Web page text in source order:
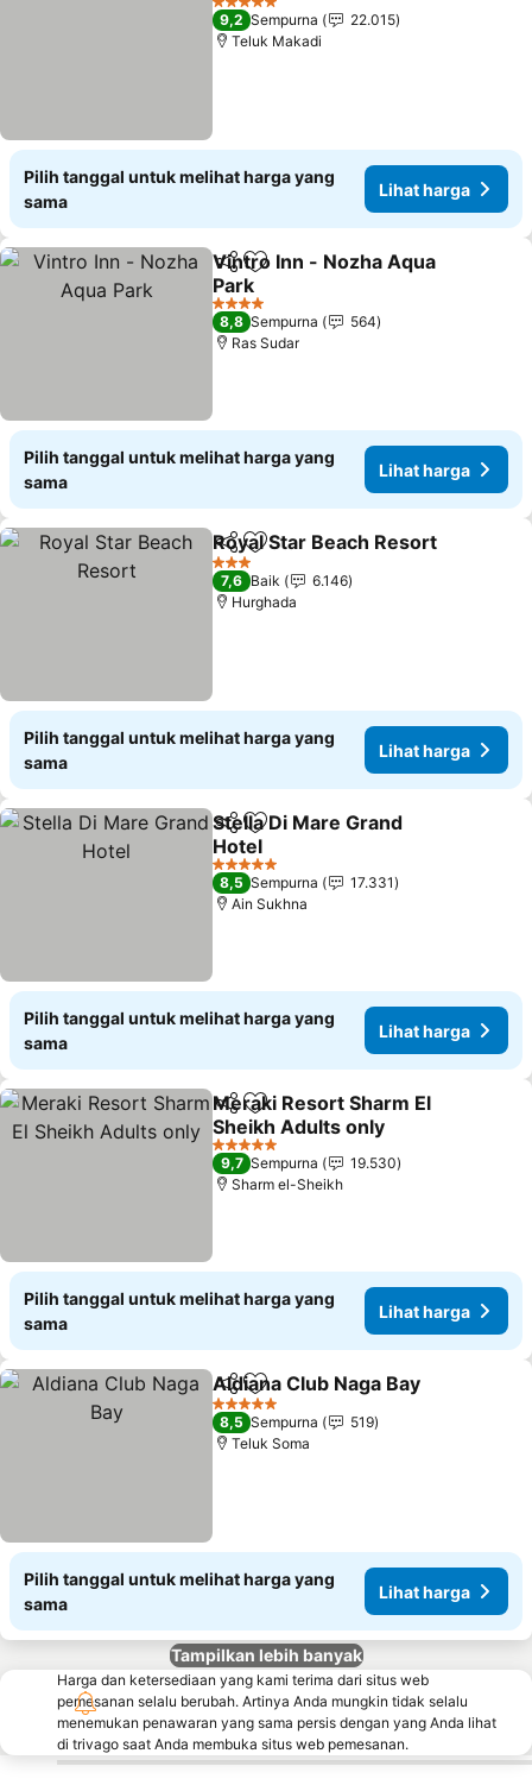
5 Bintang
9,2 Sempurna
22.015
Teluk Makadi
Pilih tanggal untuk melihat harga yang
sama
Lihat harga
BagikanTambahkan ke favorit
Vintro Inn - Nozha Aqua
Park
4 Bintang
8,8 Sempurna
564
Ras Sudar
Pilih tanggal untuk melihat harga yang
sama
Lihat harga
BagikanTambahkan ke favorit
Royal Star Beach Resort
3 Bintang
7,6 Baik
6.146
Hurghada
Pilih tanggal untuk melihat harga yang
sama
Lihat harga
BagikanTambahkan ke favorit
Stella Di Mare Grand
Hotel
5 Bintang
8,5 Sempurna
17.331
Ain Sukhna
Pilih tanggal untuk melihat harga yang
sama
Lihat harga
BagikanTambahkan ke favorit
Meraki Resort Sharm El
Sheikh Adults only
5 Bintang
9,7 Sempurna
19.530
Sharm el-Sheikh
Pilih tanggal untuk melihat harga yang
sama
Lihat harga
BagikanTambahkan ke favorit
Aldiana Club Naga Bay
5 Bintang
8,5 Sempurna
519
Teluk Soma
Pilih tanggal untuk melihat harga yang
sama
Lihat harga
Tampilkan lebih banyak
Harga dan ketersediaan yang kami terima dari situs web
pemesanan selalu berubah. Artinya Anda mungkin tidak selalu
menemukan penawaran yang sama persis dengan yang Anda lihat
di trivago saat Anda membuka situs web pemesanan.